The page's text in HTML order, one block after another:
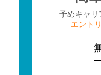
予めキャリ
エント